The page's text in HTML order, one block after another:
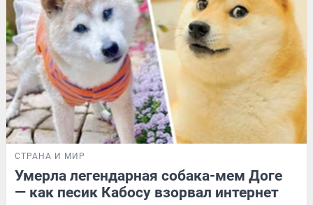
СТРАНА И МИР
Умерла легендарная собака-мем Доге
— как песик Кабосу взорвал интернет